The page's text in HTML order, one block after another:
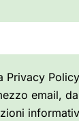
Privacy
email,